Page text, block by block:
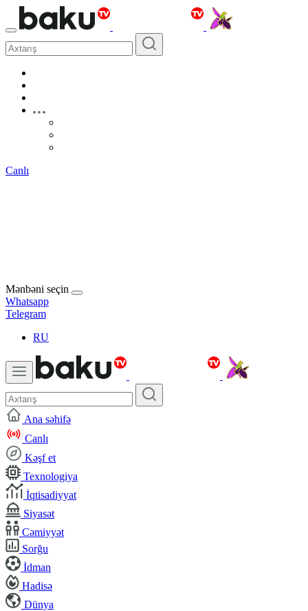
Canlı
Mənbəni seçin
Whatsapp
Telegram
RU
Ana səhifə
Canlı
Kəşf et
Texnologiya
İqtisadiyyat
Siyasət
Cəmiyyət
Sorğu
İdman
Hadisə
Dünya